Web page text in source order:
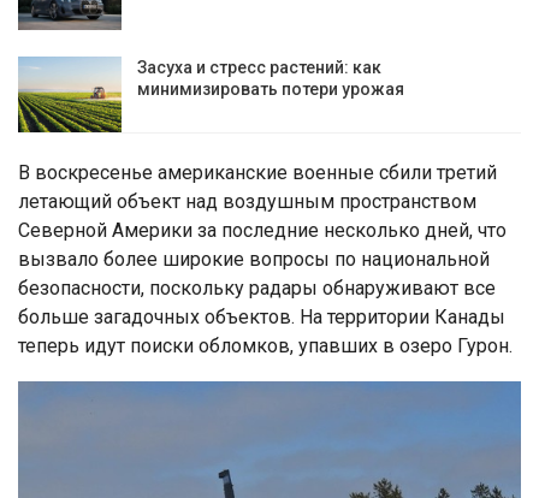
Засуха и стресс растений: как
минимизировать потери урожая
В воскресенье американские военные сбили третий
летающий объект над воздушным пространством
Северной Америки за последние несколько дней, что
вызвало более широкие вопросы по национальной
безопасности, поскольку радары обнаруживают все
больше загадочных объектов. На территории Канады
теперь идут поиски обломков, упавших в озеро Гурон.